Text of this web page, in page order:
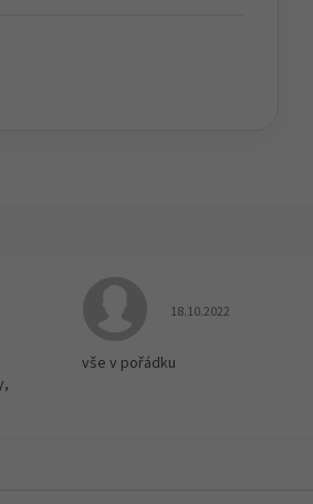
z 5 hvězdiček. Hodnocení obchodu
18.10.2022
vše v pořádku